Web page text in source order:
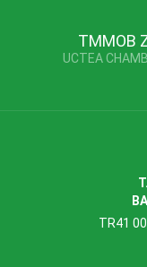
TMMOB
UCTEA
TR41